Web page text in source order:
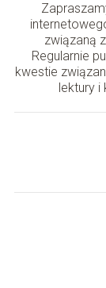
związaną
Regularnie
kwestie
lektury i